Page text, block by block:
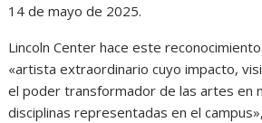
14 de mayo de 2025.
Lincoln Center hace este
«artista extraordinario cuyo impacto,
el poder transformador de las artes en
disciplinas representadas en el